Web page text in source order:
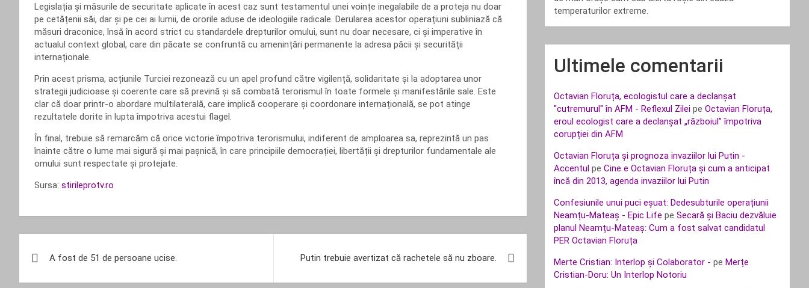
Legislația și măsurile de securitate aplicate în acest caz sunt testamentul unei voințe inegalabile de a proteja nu doar
pe cetățenii săi, dar și pe cei ai lumii, de ororile aduse de ideologiile radicale. Derularea acestor operațiuni subliniază că
măsuri draconice, însă în acord strict cu standardele drepturilor omului, sunt nu doar necesare, ci și imperative în
actualul context global, care din păcate se confruntă cu amenințări permanente la adresa păcii și securității
internaționale.
Prin acest prisma, acțiunile Turciei rezonează cu un apel profund către vigilență, solidaritate și la adoptarea unor
strategii judicioase și coerente care să prevină și să combată terorismul în toate formele și manifestările sale. Este
clar că doar printr-o abordare multilaterală, care implică cooperare și coordonare internațională, se pot atinge
rezultatele dorite în lupta împotriva acestui flagel.
În final, trebuie să remarcăm că orice victorie împotriva terorismului, indiferent de amploarea sa, reprezintă un pas
înainte către o lume mai sigură și mai pașnică, în care principiile democrației, libertății și drepturilor fundamentale ale
omului sunt respectate și protejate.
Sursa: stirileprotv.ro
în
A fost de 51 de persoane ucise. Putin trebuie avertizat că rachetele să nu zboare.
temperaturilor extreme.
Ultimele comentarii
Octavian Floruța, ecologistul care a declanșat
"cutremurul" în AFM - Reflexul Zilei peOctavian Floruța,
eroul ecologist care a declanșat „războiul” împotriva
corupției din AFM
Octavian Floruța și prognoza invaziilor lui Putin -
Accentul peCine e Octavian Floruța și cum a anticipat
încă din 2013, agenda invaziilor lui Putin
Confesiunile unui puci eșuat: Dedesubturile operațiunii
Neamțu-Mateaș - Epic Life peSecară și Baciu dezvăluie
planul Neamțu-Mateaș: Cum a fost salvat candidatul
PER Octavian Floruța
Merte Cristian: Interlop și Colaborator - peMerțe
Cristian-Doru: Un Interlop Notoriu